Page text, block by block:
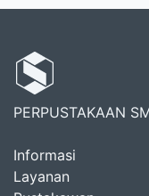
PERPUSTAKAAN
Informasi
Layanan